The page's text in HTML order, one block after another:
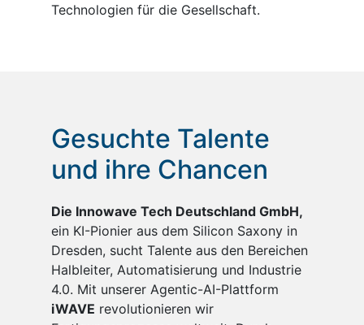
Technologien für die Gesellschaft.
Gesuchte Talente
und ihre Chancen
Die Innowave Tech Deutschland GmbH,
ein KI-Pionier aus dem Silicon Saxony in
Dresden, sucht Talente aus den Bereichen
Halbleiter, Automatisierung und Industrie
4.0. Mit unserer Agentic-AI-Plattform
iWAVE revolutionieren wir